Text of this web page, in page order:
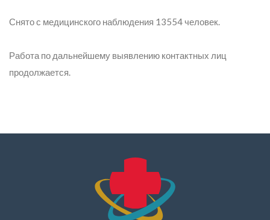
Снято с медицинского наблюдения 13554 человек.
Работа по дальнейшему выявлению контактных лиц
продолжается.